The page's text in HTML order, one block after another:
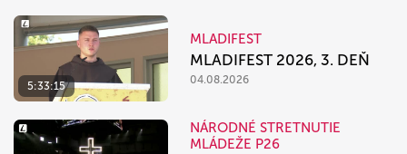
5:33:15
MLADIFEST
MLADIFEST 2026, 3. DEŇ
04.08.2026
NÁRODNÉ STRETNUTIE
MLÁDEŽE P26